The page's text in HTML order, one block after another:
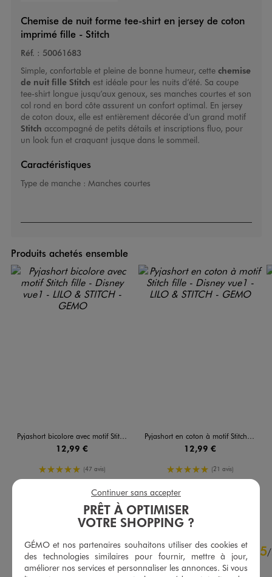
Chemise de nuit forme tee-shirt en jersey de coton
imprimé fille - Stitch
Réf. : 50061683
Simple, confortable et pleine de bonne humeur, cette chemise
de nuit filleStitch est idéale pour les nuits d’été. Sa coupe
tee-shirt longue jusqu’aux genoux, ses manches courtes et son
col rond en bord côte assurent un confort optimal. En jersey
de coton doux, elle est entièrement décorée d’un grand motif
Stitch accompagné de petits détails et inscriptions fluo, pour
un look fun et craquant jusque dans le sommeil.
Caractéristiques
Type de manche : Manches courtes
Produits achetés ensemble
Pyjashort bicolore avec motif Stitch fille - Disney
12,99 €
5/5 de moyenne
(47 avis)
AU PANIER
Pyjashort en coton à motif Stitch fille - Disney
12,99 €
5/5 de moyenne
(21 avis)
4.8/5 5/
Avis vérifié et récompensé
PRÊT À OPTIMISER
VOTRE SHOPPING ?
GÉMO et nos partenaires souhaitons utiliser des cookies et
des technologies similaires pour fournir, mettre à jour,
améliorer nos services et personnaliser les annonces. Si vous
Continuer sans accepter